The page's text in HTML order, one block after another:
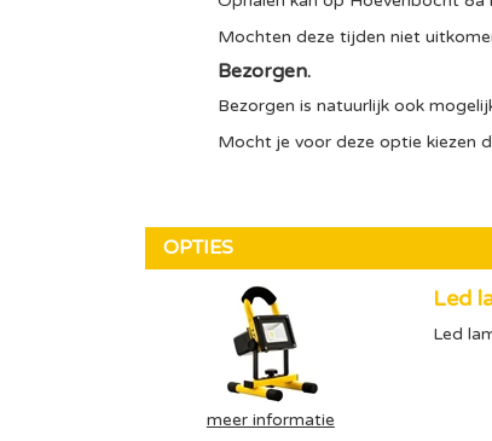
Mochten deze tijden niet
Bezorgen.
Bezorgen is natuurlijk ook
Mocht je voor deze optie kiezen
OPTIES
meer informatie
Led
Led